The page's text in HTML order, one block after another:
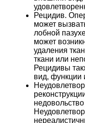
Рецидив.
может
лобной
может
удаления
ткани или
Рецидивы
вид, функции